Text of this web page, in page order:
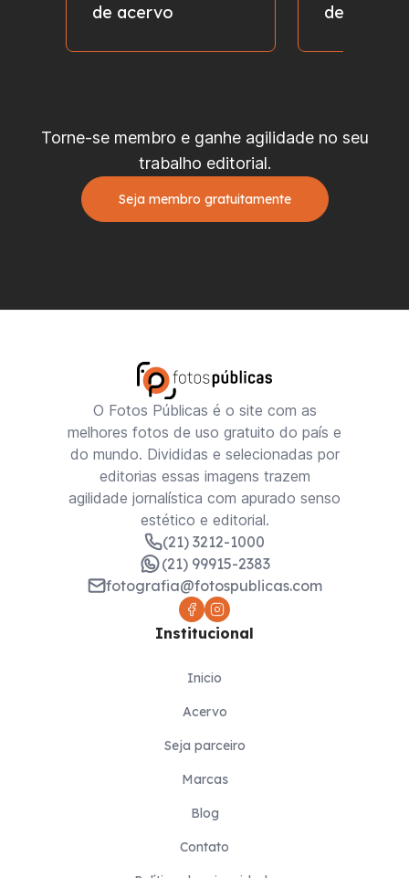
de acervo
de fotos
Torne-se membro e ganhe agilidade no seu
trabalho editorial.
Seja membro gratuitamente
O Fotos Públicas é o site com as
melhores fotos de uso gratuito do país e
do mundo. Divididas e selecionadas por
editorias essas imagens trazem
agilidade jornalística com apurado senso
estético e editorial.
(21) 3212-1000
(21) 99915-2383
fotografia@fotospublicas.com
Institucional
Inicio
Acervo
Seja parceiro
Marcas
Blog
Contato